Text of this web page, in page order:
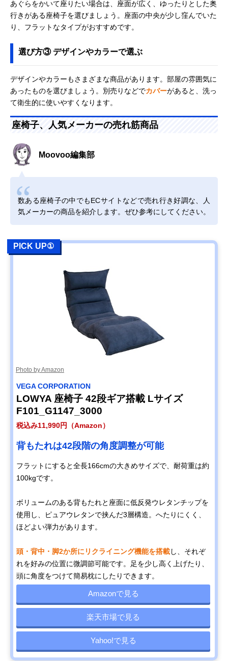
あぐらをかいて座りたい場合は、座面が広く、ゆったりとした奥
行きがある座椅子を選びましょう。座面の中央が少し窪んでいた
り、フラットなタイプがおすすめです。
選び方③ デザインやカラーで選ぶ
デザインやカラーもさまざまな商品があります。部屋の雰囲気に
あったものを選びましょう。別売りなどでカバーがあると、洗っ
て衛生的に使いやすくなります。
座椅子、人気メーカーの売れ筋商品
Moovoo編集部
数ある座椅子の中でもECサイトなどで売れ行き好調な、人
気メーカーの商品を紹介します。ぜひ参考にしてください。
PICK UP①
Photo by Amazon
VEGA CORPORATION
LOWYA 座椅子 42段ギア搭載 Lサイズ
F101_G1147_3000
税込み11,990円（Amazon）
背もたれは42段階の角度調整が可能
フラットにすると全長166cmの大きめサイズで、耐荷重は約
100kgです。
ボリュームのある背もたれと座面に低反発ウレタンチップを
使用し、ピュアウレタンで挟んだ3層構造。へたりにくく、
ほどよい弾力があります。
頭・背中・脚2か所にリクライニング機能を搭載し、それぞ
れを好みの位置に微調節可能です。足を少し高く上げたり、
頭に角度をつけて簡易枕にしたりできます。
Amazonで見る
楽天市場で見る
Yahoo!で見る